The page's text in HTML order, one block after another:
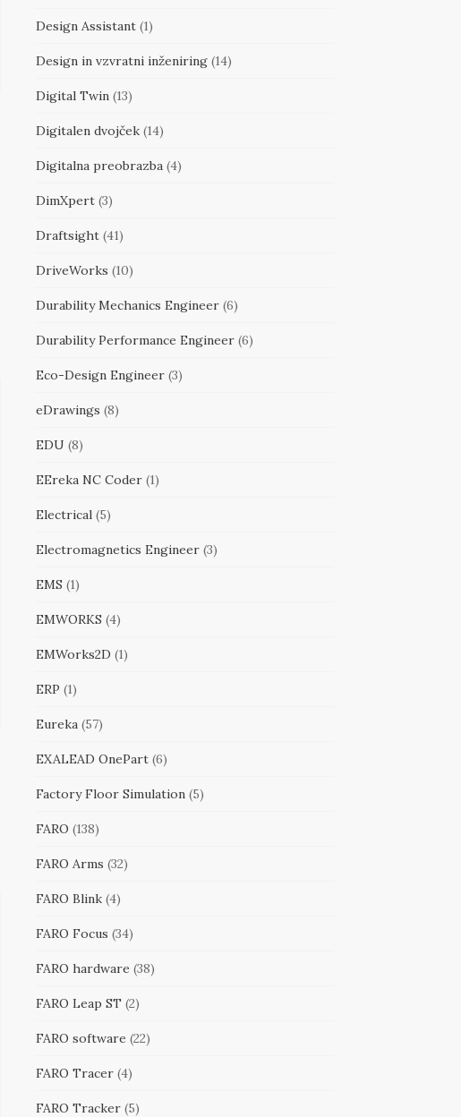
Design Assistant(1)
Design in vzvratni inženiring(14)
Digital Twin(13)
Digitalen dvojček(14)
Digitalna preobrazba(4)
DimXpert(3)
Draftsight(41)
DriveWorks (10)
Durability Mechanics Engineer(6)
Durability Performance Engineer(6)
Eco-Design Engineer(3)
eDrawings (8)
EDU (8)
EEreka NC Coder(1)
Electrical(5)
Electromagnetics Engineer(3)
EMS (1)
EMWORKS (4)
EMWorks2D (1)
ERP (1)
Eureka(57)
EXALEAD OnePart(6)
Factory Floor Simulation(5)
FARO (138)
FARO Arms (32)
FARO Blink(4)
FARO Focus (34)
FARO hardware (38)
FARO Leap ST (2)
FARO software (22)
FARO Tracer(4)
FARO Tracker(5)